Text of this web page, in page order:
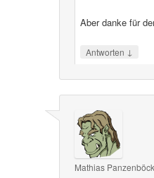
Aber danke für
Antworten ↓
Mathias Panzenböck